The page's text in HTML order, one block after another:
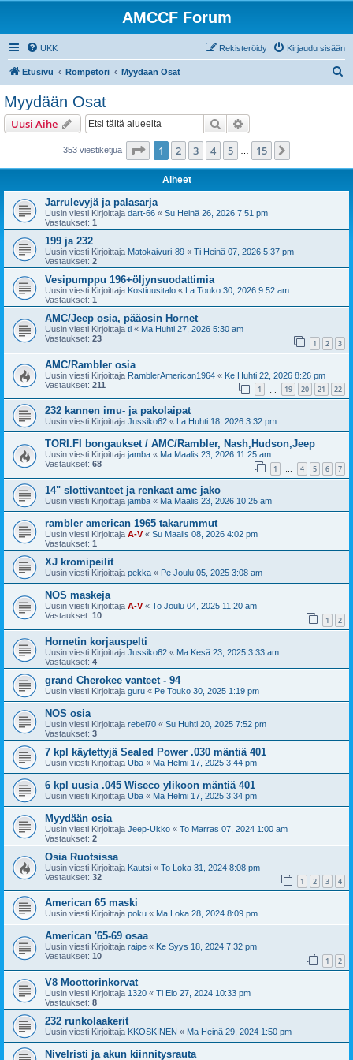
AMCCF Forum
UKK Kirjaudu sisään
Rekisteröidy
Etusivu Rompetori Myydään Osat
Myydään Osat
Uusi Aihe Etsi
353 viestiketjua Sivu /15
1 2 3 4 5 15
Aiheet
Jarrulevyjä ja palasarja
Uusin viesti Kirjoittaja dart-66 « Su Heinä 26, 2026 7:51 pm
Vastaukset: 1
199 ja 232
Uusin viesti Kirjoittaja Matokaivuri-89 « Ti Heinä 07, 2026 5:37 pm
Vastaukset: 2
Vesipumppu 196+öljynsuodattimia
Uusin viesti Kirjoittaja Kostiuusitalo « La Touko 30, 2026 9:52 am
Vastaukset: 1
AMC/Jeep osia, pääosin Hornet
Uusin viesti Kirjoittaja tl « Ma Huhti 27, 2026 5:30 am
Vastaukset: 23 1 2 3
AMC/Rambler osia
Uusin viesti Kirjoittaja RamblerAmerican1964 « Ke Huhti 22, 2026 8:26 pm
Vastaukset: 211 1 19 20 21 22
232 kannen imu- ja pakolaipat
Uusin viesti Kirjoittaja Jussiko62 « La Huhti 18, 2026 3:32 pm
TORI.FI bongaukset / AMC/Rambler, Nash,Hudson,Jeep
Uusin viesti Kirjoittaja jamba « Ma Maalis 23, 2026 11:25 am
Vastaukset: 68 1 … 4 5 6 7
14" slottivanteet ja renkaat amc jako
Uusin viesti Kirjoittaja jamba « Ma Maalis 23, 2026 10:25 am
rambler american 1965 takarummut
Uusin viesti Kirjoittaja A-V« Su Maalis 08, 2026 4:02 pm
Vastaukset: 1
XJ kromipeilit
Uusin viesti Kirjoittaja pekka « Pe Joulu 05, 2025 3:08 am
NOS maskeja
Uusin viesti Kirjoittaja A-V« To Joulu 04, 2025 11:20 am
Vastaukset: 10 1 2
Hornetin korjauspelti
Uusin viesti Kirjoittaja Jussiko62 « Ma Kesä 23, 2025 3:33 am
Vastaukset: 4
grand Cherokee vanteet - 94
Uusin viesti Kirjoittaja guru « Pe Touko 30, 2025 1:19 pm
NOS osia
Uusin viesti Kirjoittaja rebel70 « Su Huhti 20, 2025 7:52 pm
Vastaukset: 3
7 kpl käytettyjä Sealed Power .030 mäntiä 401
Uusin viesti Kirjoittaja Uba « Ma Helmi 17, 2025 3:44 pm
6 kpl uusia .045 Wiseco ylikoon mäntiä 401
Uusin viesti Kirjoittaja Uba « Ma Helmi 17, 2025 3:34 pm
Myydään osia
Uusin viesti Kirjoittaja Jeep-Ukko « To Marras 07, 2024 1:00 am
Vastaukset: 2
Osia Ruotsissa
Uusin viesti Kirjoittaja Kautsi « To Loka 31, 2024 8:08 pm
Vastaukset: 32 1 2 3 4
American 65 maski
Uusin viesti Kirjoittaja poku « Ma Loka 28, 2024 8:09 pm
American '65-69 osaa
Uusin viesti Kirjoittaja raipe « Ke Syys 18, 2024 7:32 pm
Vastaukset: 10 1 2
V8 Moottorinkorvat
Uusin viesti Kirjoittaja 1320 « Ti Elo 27, 2024 10:33 pm
Vastaukset: 8
232 runkolaakerit
Uusin viesti Kirjoittaja KKOSKINEN « Ma Heinä 29, 2024 1:50 pm
Nivelristi ja akun kiinnitysrauta